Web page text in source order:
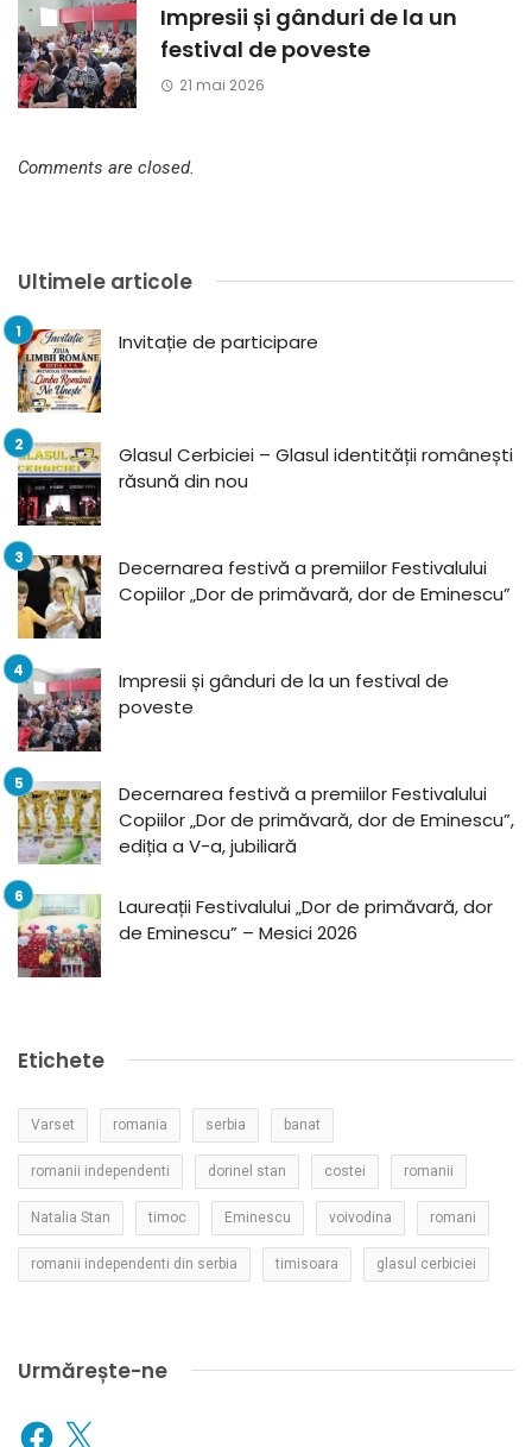
Impresii și gânduri de la un
festival de poveste
21 mai 2026
Comments are closed.
Ultimele articole
Invitație de participare
Glasul Cerbiciei – Glasul identității românești
răsună din nou
Decernarea festivă a premiilor Festivalului
Copiilor „Dor de primăvară, dor de Eminescu”
Impresii și gânduri de la un festival de
poveste
Decernarea festivă a premiilor Festivalului
Copiilor „Dor de primăvară, dor de Eminescu”,
ediția a V-a, jubiliară
Laureații Festivalului „Dor de primăvară, dor
de Eminescu” – Mesici 2026
Etichete
Varset romania serbia banat
romanii independenti dorinel stan costei romanii
Natalia Stan timoc Eminescu voivodina romani
romanii independenti din serbia timisoara glasul cerbiciei
Urmărește-ne
Facebook
X